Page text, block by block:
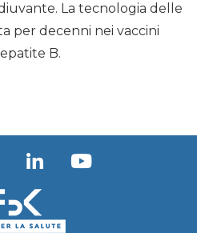
La tecnologia delle
per decenni nei vaccini
B.